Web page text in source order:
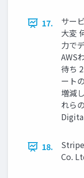
17.
サー
⼤変
⼒で
AWS
待ち
ート
増減
れら
18.
Co.